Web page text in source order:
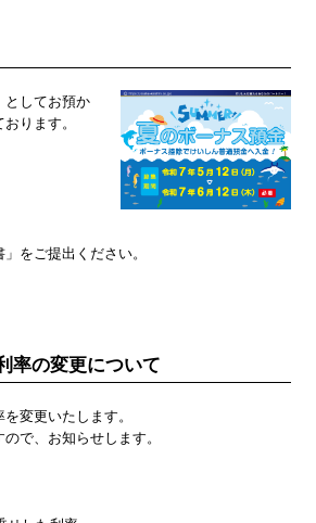
としてお預か
ります。
をご提出ください。
率の変更について
変更いたします。
で、お知らせします。